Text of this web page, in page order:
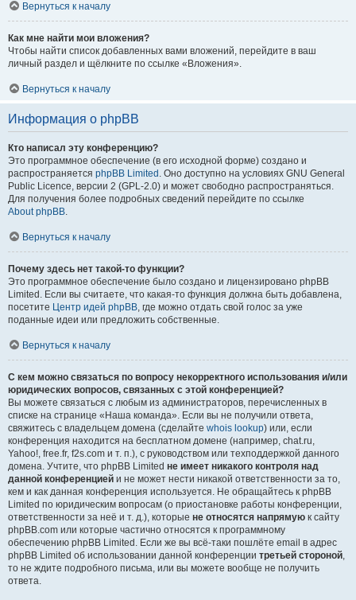
Вернуться к началу
Как мне найти мои вложения?
Чтобы найти список добавленных вами вложений, перейдите в ваш
личный раздел и щёлкните по ссылке «Вложения».
Вернуться к началу
Информация о phpBB
Кто написал эту конференцию?
Это программное обеспечение (в его исходной форме) создано и
распространяется phpBB Limited . Оно доступно на условиях GNU General
Public Licence, версии 2 (GPL-2.0) и может свободно распространяться.
Для получения более подробных сведений перейдите по ссылке
About phpBB.
Вернуться к началу
Почему здесь нет такой-то функции?
Это программное обеспечение было создано и лицензировано phpBB
Limited. Если вы считаете, что какая-то функция должна быть добавлена,
посетите Центр идей phpBB, где можно отдать свой голос за уже
поданные идеи или предложить собственные.
Вернуться к началу
С кем можно связаться по вопросу некорректного использования и/или
юридических вопросов, связанных с этой конференцией?
Вы можете связаться с любым из администраторов, перечисленных в
списке на странице «Наша команда». Если вы не получили ответа,
свяжитесь с владельцем домена (сделайте whois lookup) или, если
конференция находится на бесплатном домене (например, chat.ru,
Yahoo!, free.fr, f2s.com и т. п.), с руководством или техподдержкой данного
домена. Учтите, что phpBB Limited не имеет никакого контроля над
данной конференцией и не может нести никакой ответственности за то,
кем и как данная конференция используется. Не обращайтесь к phpBB
Limited по юридическим вопросам (о приостановке работы конференции,
ответственности за неё и т. д.), которые не относятся напрямую к сайту
phpBB.com или которые частично относятся к программному
обеспечению phpBB Limited. Если же вы всё-таки пошлёте email в адрес
phpBB Limited об использовании данной конференции третьей стороной,
то не ждите подробного письма, или вы можете вообще не получить
ответа.